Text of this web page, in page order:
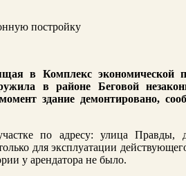
в Комплекс экономической
в районе Беговой
здание демонтировано,
по адресу: улица
для эксплуатации
у арендатора не было.